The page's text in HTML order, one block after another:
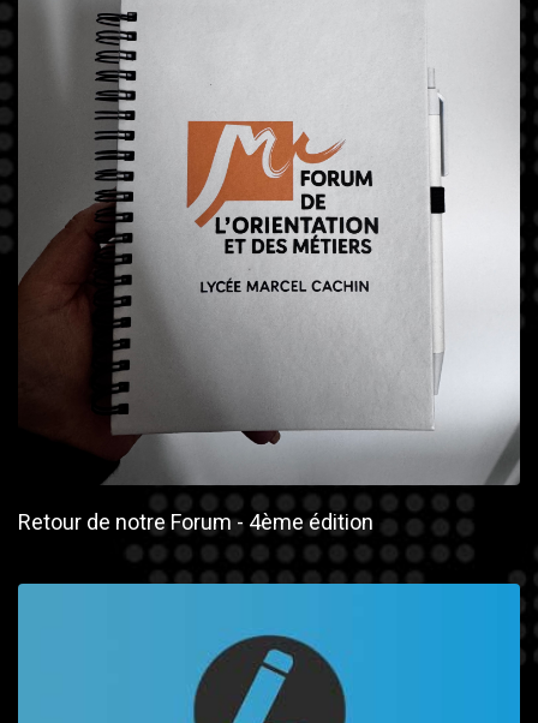
Retour de notre Forum - 4ème édition